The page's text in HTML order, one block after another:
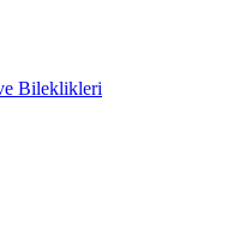
Bileklikleri